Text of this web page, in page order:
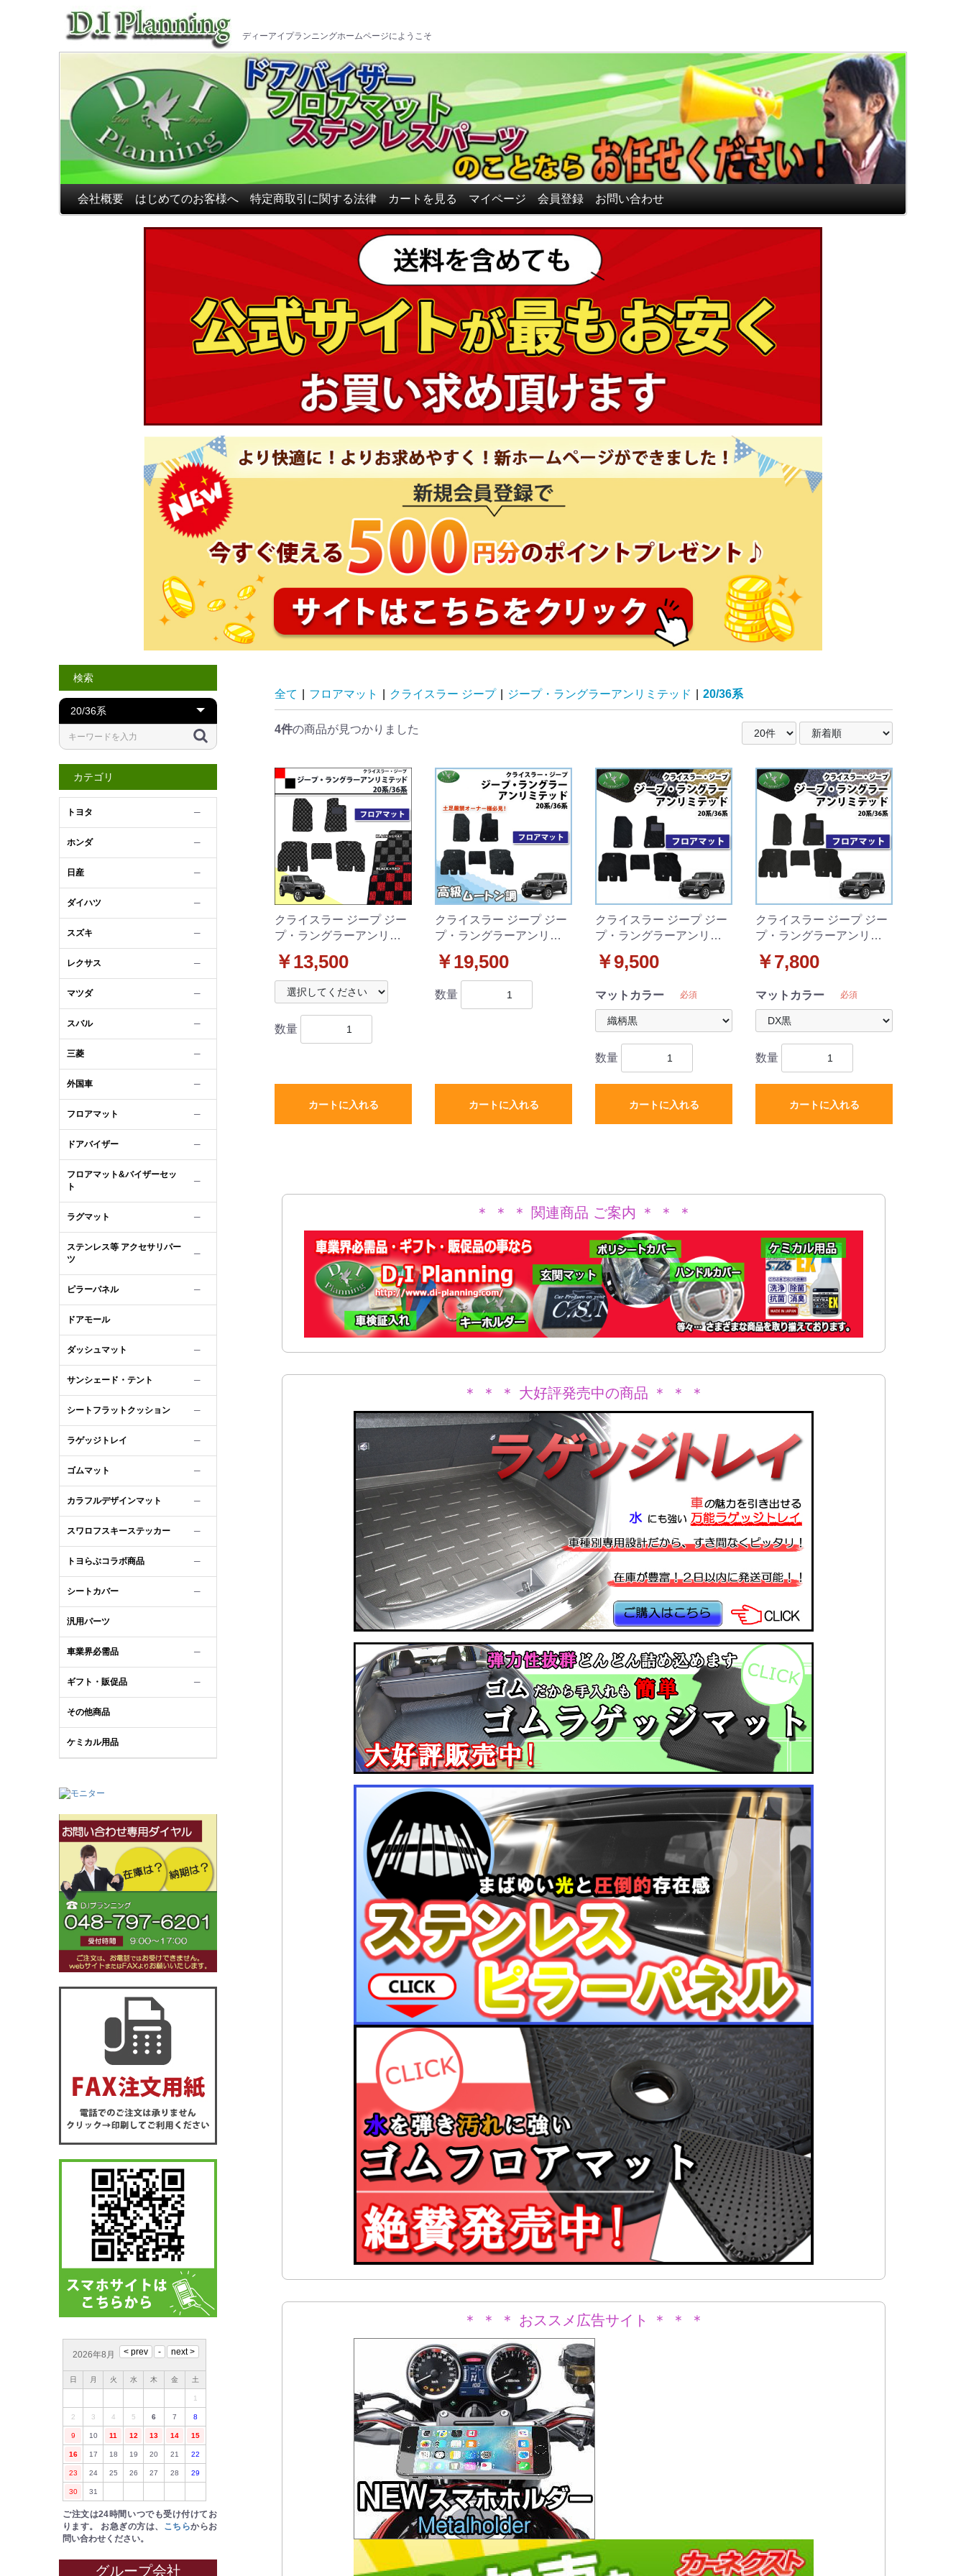
ディーアイプランニングホームページにようこそ
会社概要 はじめてのお客様へ 特定商取引に関する法律 カートを見る マイページ 会員登録 お問い合わせ
検索
カテゴリ
トヨタ ─
ホンダ ─
日産 ─
ダイハツ ─
スズキ ─
レクサス ─
マツダ ─
スバル ─
三菱 ─
外国車 ─
フロアマット ─
ドアバイザー ─
フロアマット&バイザーセッ
ト
─
ラグマット ─
ステンレス等 アクセサリパー
ツ
─
ピラーパネル ─
ドアモール
ダッシュマット ─
サンシェード・テント ─
シートフラットクッション ─
ラゲッジトレイ ─
ゴムマット ─
カラフルデザインマット ─
スワロフスキーステッカー ─
トヨらぶコラボ商品 ─
シートカバー ─
汎用パーツ
車業界必需品 ─
ギフト・販促品 ─
その他商品
ケミカル用品
2026年8月
日 月 火 水 木 金 土
1
2 3 4 5 6 7 8
9 10 11 12 13 14 15
16 17 18 19 20 21 22
23 24 25 26 27 28 29
30 31
ご注文は24時間いつでも受け付けてお
ります。 お急ぎの方は、 こちらからお
問い合わせください。
グループ会社
全て フロアマット クライスラー ジープ ジープ・ラングラーアンリミテッド 20/36系
4件の商品が見つかりました
クライスラー ジープ ジー
プ・ラングラーアンリミ
アマット カーマット チェ
ック柄シリーズ 社外新品
￥13,500
数量
カートに入れる
クライスラー ジープ ジー
プ・ラングラーアンリミ
アマット 高級ムートン調
ブラックタイプ ハイパイ
ル 社外品
￥19,500
数量
カートに入れる
クライスラー ジープ ジー
プ・ラングラーアンリミ
アマット カーマット 織柄
￥9,500
マットカラー 必須
数量
カートに入れる
クライスラー ジープ ジー
プ・ラングラーアンリミ
アマット カーマット DXシ
￥7,800
マットカラー 必須
数量
カートに入れる
＊ ＊ ＊ 関連商品 ご案内 ＊ ＊ ＊
＊ ＊ ＊ 大好評発売中の商品 ＊ ＊ ＊
＊ ＊ ＊ おススメ広告サイト ＊ ＊ ＊